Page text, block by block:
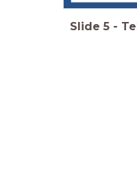
Slide 5 -